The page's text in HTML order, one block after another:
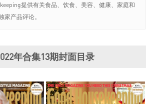
提供有关食品、饮食、美容、健康、家庭和
家产品评论。
年合集13期封面目录